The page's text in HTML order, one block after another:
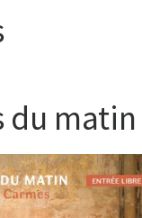
du matin